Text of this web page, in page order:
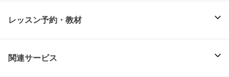
レッスン予約・教材
関連サービス